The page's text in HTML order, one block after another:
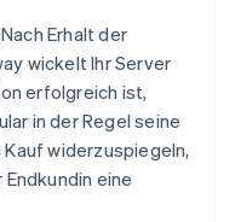
Nach Erhalt der
wickelt Ihr Server
erfolgreich ist,
in der Regel seine
widerzuspiegeln,
eine